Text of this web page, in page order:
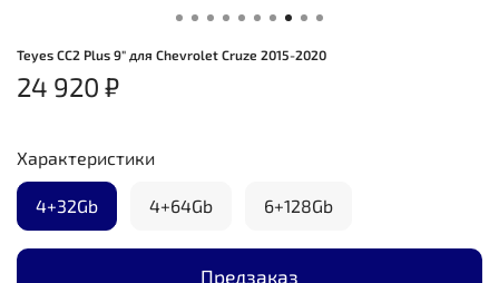
Teyes CC2 Plus 9" для Chevrolet Cruze 2015-2020
24 920 ₽
Предзаказ
Характеристики
4+32Gb 4+64Gb 6+128Gb